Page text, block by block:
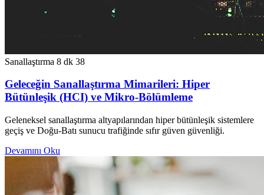
Sanallaştırma 8 dk 38
Geleceğin Sanallaştırma Mimarileri: Hiper
Bütünleşik (HCI) ve Mikro-Bölümleme
Geleneksel sanallaştırma altyapılarından hiper bütünleşik sistemlere
geçiş ve Doğu-Batı sunucu trafiğinde sıfır güven güvenliği.
Devamını Oku